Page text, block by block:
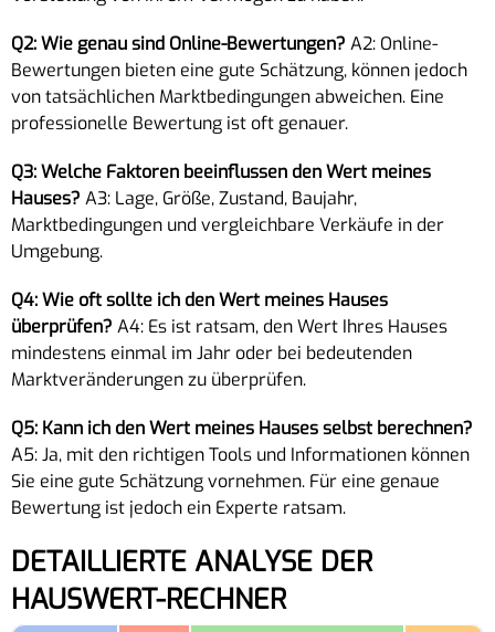
Q2: Wie genau sind Online-Bewertungen? A2: Online-
Bewertungen bieten eine gute Schätzung, können jedoch
von tatsächlichen Marktbedingungen abweichen. Eine
professionelle Bewertung ist oft genauer.
Q3: Welche Faktoren beeinflussen den Wert meines
Hauses? A3: Lage, Größe, Zustand, Baujahr,
Marktbedingungen und vergleichbare Verkäufe in der
Umgebung.
Q4: Wie oft sollte ich den Wert meines Hauses
überprüfen? A4: Es ist ratsam, den Wert Ihres Hauses
mindestens einmal im Jahr oder bei bedeutenden
Marktveränderungen zu überprüfen.
Q5: Kann ich den Wert meines Hauses selbst berechnen?
A5: Ja, mit den richtigen Tools und Informationen können
Sie eine gute Schätzung vornehmen. Für eine genaue
Bewertung ist jedoch ein Experte ratsam.
DETAILLIERTE ANALYSE DER
HAUSWERT-RECHNER